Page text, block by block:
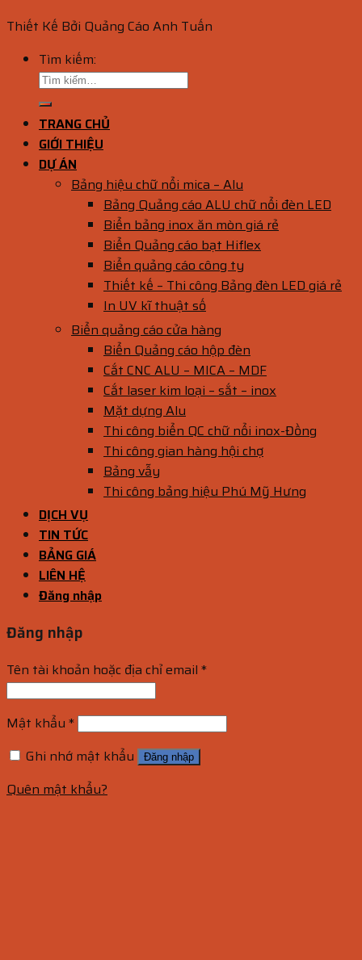
Thiết Kế Bởi Quảng Cáo Anh Tuấn
Tìm kiếm:
TRANG CHỦ
GIỚI THIỆU
DỰ ÁN
Bảng hiệu chữ nổi mica – Alu
Bảng Quảng cáo ALU chữ nổi đèn LED
Biển bảng inox ăn mòn giá rẻ
Biển Quảng cáo bạt Hiflex
Biển quảng cáo công ty
Thiết kế – Thi công Bảng đèn LED giá rẻ
In UV kĩ thuật số
Biển quảng cáo cửa hàng
Biển Quảng cáo hộp đèn
Cắt CNC ALU – MICA – MDF
Cắt laser kim loại – sắt – inox
Mặt dựng Alu
Thi công biển QC chữ nổi inox-Đồng
Thi công gian hàng hội chợ
Bảng vẫy
Thi công bảng hiệu Phú Mỹ Hưng
DỊCH VỤ
TIN TỨC
BẢNG GIÁ
LIÊN HỆ
Đăng nhập
Đăng nhập
Tên tài khoản hoặc địa chỉ email *
Mật khẩu *
Ghi nhớ mật khẩu
Đăng nhập
Quên mật khẩu?